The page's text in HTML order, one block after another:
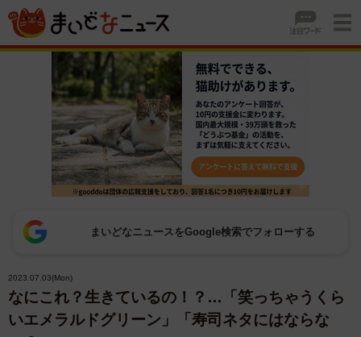
まいどなニュースをGoogle検索でフォローする
2023.07.03(Mon)
なにこれ？生きているの！？…「笑っちゃうくら
いエメラルドグリーン」「寿司ネタにはならな